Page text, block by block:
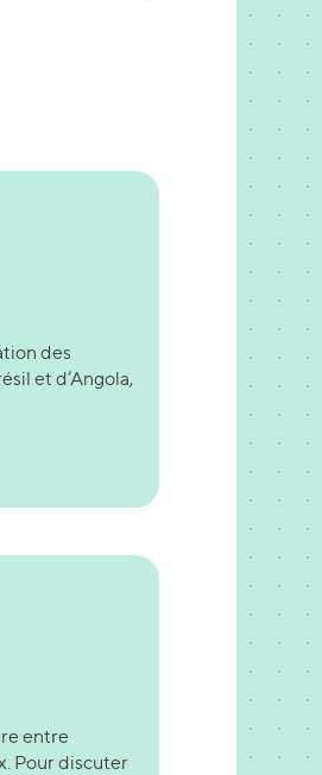
des
et d’Angola,
entre
Pour discuter